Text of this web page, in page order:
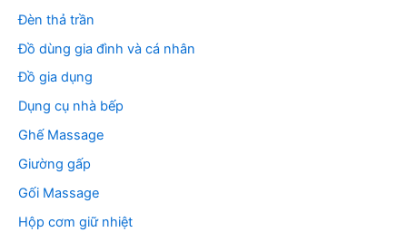
Đèn thả trần
Đồ dùng gia đình và cá nhân
Đồ gia dụng
Dụng cụ nhà bếp
Ghế Massage
Giường gấp
Gối Massage
Hộp cơm giữ nhiệt